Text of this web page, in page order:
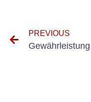
PREVIOUS